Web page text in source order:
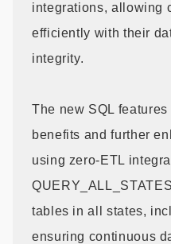
integrations, allowing
efficiently with their
integrity.
The new SQL
benefits and further
using zero-ETL
tables in all states,
ensuring continuous